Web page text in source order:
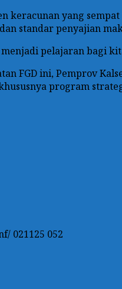
keracunan yang
standar penyajian
pelajaran bagi
FGD ini, Pemprov
program
021125 052